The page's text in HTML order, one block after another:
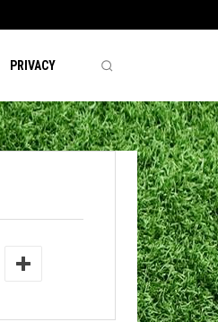
PRIVACY